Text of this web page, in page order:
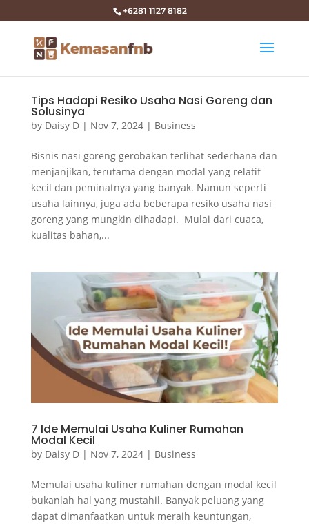
+6281 1127 8182
Tips Hadapi Resiko Usaha Nasi Goreng dan
Solusinya
by Daisy D| Nov 7, 2024| Business
Bisnis nasi goreng gerobakan terlihat sederhana dan
menjanjikan, terutama dengan modal yang relatif
kecil dan peminatnya yang banyak. Namun seperti
usaha lainnya, juga ada beberapa resiko usaha nasi
goreng yang mungkin dihadapi. Mulai dari cuaca,
kualitas bahan,...
7 Ide Memulai Usaha Kuliner Rumahan
Modal Kecil
by Daisy D| Nov 7, 2024| Business
Memulai usaha kuliner rumahan dengan modal kecil
bukanlah hal yang mustahil. Banyak peluang yang
dapat dimanfaatkan untuk meraih keuntungan,